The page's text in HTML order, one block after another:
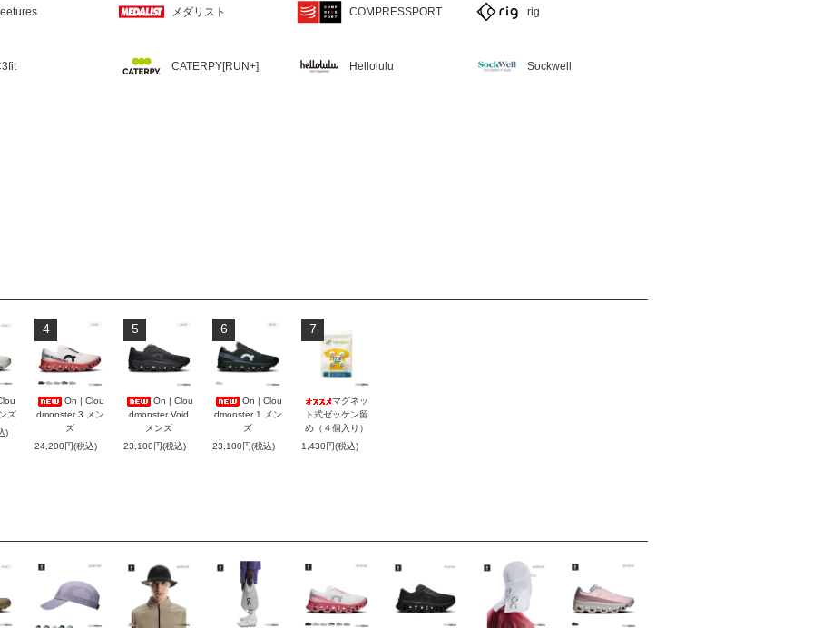
メダリスト COMPRESSPORT rig
CATERPY[RUN+] Hellolulu Sockwell
ズ
)
4
On | Clou
dmonster 3 メン
ズ
24,200円(税込)
5
On | Clou
dmonster Void
メンズ
23,100円(税込)
6
On | Clou
dmonster 1 メン
ズ
23,100円(税込)
7
マグネッ
ト式ゼッケン留
め（４個入り）
1,430円(税込)